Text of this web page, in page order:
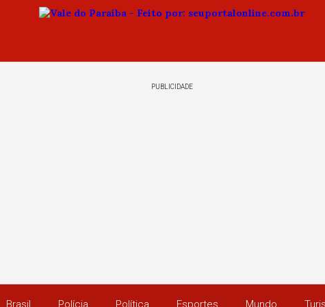
PUBLICIDADE
Brasil Polícia Política Esportes Mundo